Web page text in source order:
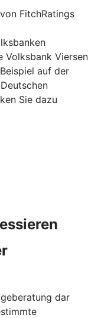
FitchRatings
Volksbank Viersen
auf der
Sie dazu
dar